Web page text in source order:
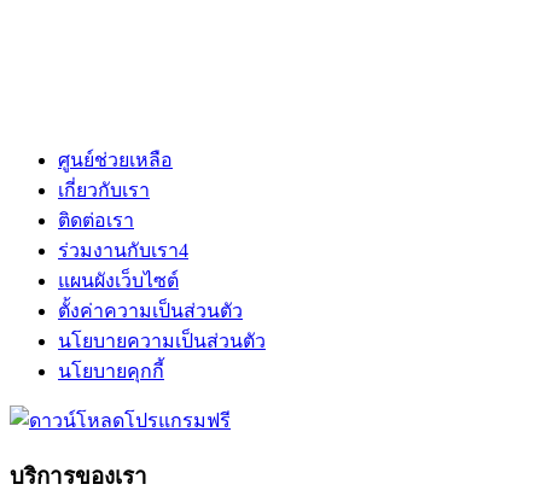
ศูนย์ช่วยเหลือ
เกี่ยวกับเรา
ติดต่อเรา
ร่วมงานกับเรา4
แผนผังเว็บไซต์
ตั้งค่าความเป็นส่วนตัว
นโยบายความเป็นส่วนตัว
นโยบายคุกกี้
บริการของเรา